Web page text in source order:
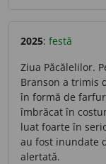
2025: festă
Ziua Păcălelilor.
Branson a trimis
în formă de
îmbrăcat în
luat foarte în
au fost inundate
alertată.